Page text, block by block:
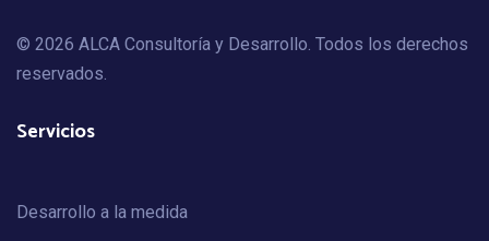
© 2026 ALCA Consultoría y Desarrollo. Todos los derechos
reservados.
Servicios
Desarrollo a la medida